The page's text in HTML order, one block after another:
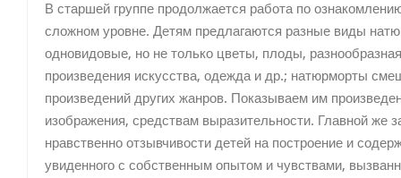
В старшей группе продолжается работа по
сложном уровне. Детям предлагаются разные виды
одновидовые, но не только цветы, плоды,
произведения искусства, одежда и др.; натюрморты
произведений других жанров. Показываем им
изображения, средствам выразительности. Главной же
нравственно отзывчивости детей на построение и
увиденного с собственным опытом и чувствами,